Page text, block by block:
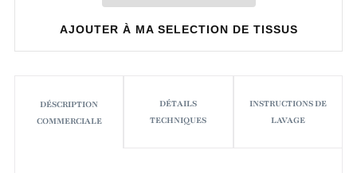
AJOUTER À MA SELECTION DE TISSUS
DÉSCRIPTION
COMMERCIALE
DÉTAILS
TECHNIQUES
INSTRUCTIONS DE
LAVAGE